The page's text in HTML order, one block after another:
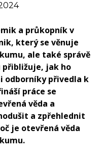
a průkopník v
který se věnuje
ale také správě
přibližuje, jak ho
odborníky přivedla k
práce se
věda a
a zpřehlednit
je otevřená věda